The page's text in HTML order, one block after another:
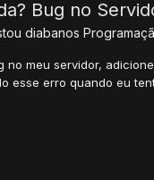
Bug no
diabanos
no meu servidor,
esse erro quando eu